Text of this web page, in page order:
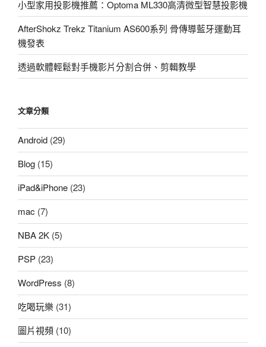
沒
問
小型家用投影機推薦：Optoma ML330高清微型智慧投影機
AfterShokz Trekz Titanium AS600系列 骨傳導藍牙運動耳
機發表
透過軟體輕鬆對手機影片分割合併、剪輯教學
文章分類
Android (29)
Blog (15)
iPad&iPhone (23)
mac (7)
NBA 2K (5)
PSP (23)
WordPress (8)
吃喝玩樂 (31)
圖片視頻 (10)